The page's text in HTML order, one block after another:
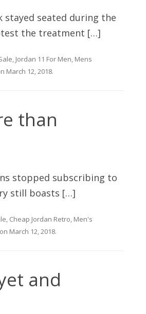
stayed seated during the
the treatment […]
, Jordan 11 For Men, Mens
March 12, 2018.
than
stopped subscribing to
still boasts […]
, Cheap Jordan Retro, Men's
on March 12, 2018.
and